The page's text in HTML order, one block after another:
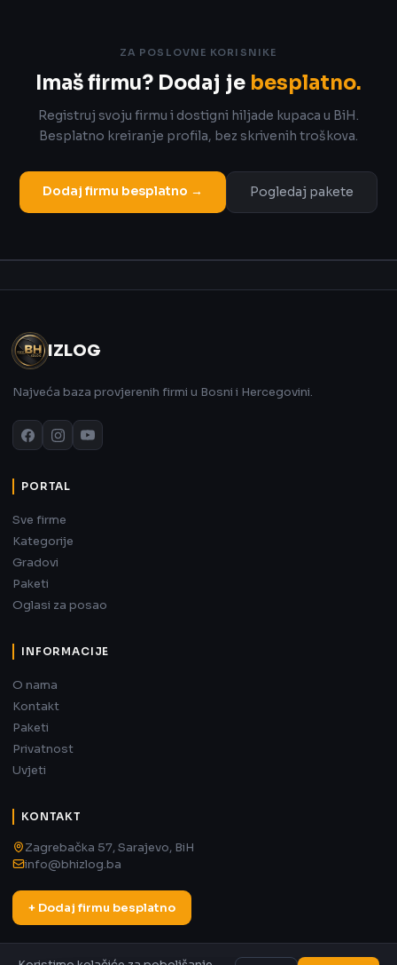
ZA POSLOVNE KORISNIKE
Imaš firmu? Dodaj je besplatno.
Registruj svoju firmu i dostigni hiljade kupaca u BiH.
Besplatno kreiranje profila, bez skrivenih troškova.
Dodaj firmu besplatno → Pogledaj pakete
IZLOG
Najveća baza provjerenih firmi u Bosni i Hercegovini.
PORTAL
Sve firme
Kategorije
Gradovi
Paketi
Oglasi za posao
INFORMACIJE
O nama
Kontakt
Paketi
Privatnost
Uvjeti
KONTAKT
Zagrebačka 57, Sarajevo, BiH
info@bhizlog.ba
+ Dodaj firmu besplatno